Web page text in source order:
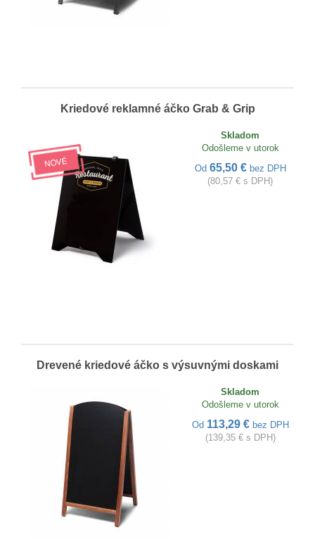
Kriedové reklamné áčko Grab & Grip
Skladom
Odošleme v utorok
Od 65,50 € bez DPH
(80,57 € s DPH)
Drevené kriedové áčko s výsuvnými doskami
Skladom
Odošleme v utorok
Od 113,29 € bez DPH
(139,35 € s DPH)